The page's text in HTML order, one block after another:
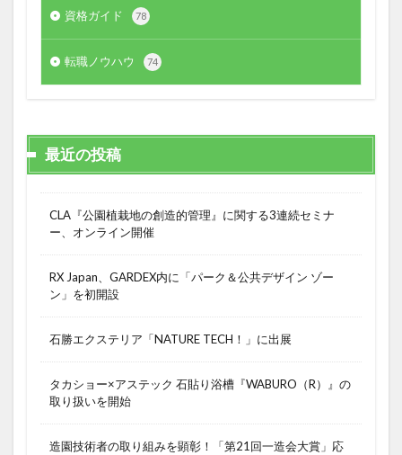
資格ガイド 78
転職ノウハウ 74
最近の投稿
CLA『公園植栽地の創造的管理』に関する3連続セミナ
ー、オンライン開催
RX Japan、GARDEX内に「パーク＆公共デザイン ゾー
ン」を初開設
石勝エクステリア「NATURE TECH！」に出展
タカショー×アステック 石貼り浴槽『WABURO（R）』の
取り扱いを開始
造園技術者の取り組みを顕彰！「第21回一造会大賞」応